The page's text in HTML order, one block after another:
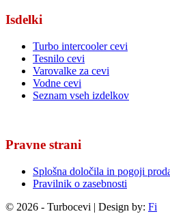
Isdelki
Turbo intercooler cevi
Tesnilo cevi
Varovalke za cevi
Vodne cevi
Seznam vseh izdelkov
Pravne strani
Splošna določila in pogoji
Pravilnik o zasebnosti
© 2026 - Turbocevi | Design by: Fi